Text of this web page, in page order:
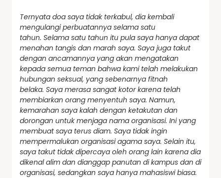
Ternyata doa saya tidak terkabul, dia kembali
mengulangi perbuatannya selama satu
tahun. Selama satu tahun itu pula saya hanya dapat
menahan tangis dan marah saya. Saya juga takut
dengan ancamannya yang akan mengatakan
kepada semua teman bahwa kami telah melakukan
hubungan seksual, yang sebenarnya fitnah
belaka. Saya merasa sangat kotor karena telah
membiarkan orang menyentuh saya. Namun,
kemarahan saya kalah dengan ketakutan dan
dorongan untuk menjaga nama organisasi. Ini yang
membuat saya terus diam. Saya tidak ingin
mempermalukan organisasi agama saya. Selain itu,
saya takut tidak dipercaya oleh orang lain karena dia
dikenal alim dan dianggap panutan di kampus dan di
organisasi, sedangkan saya hanya mahasiswi biasa.